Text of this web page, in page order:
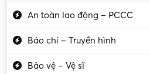
An toàn lao động – PCCC
Báo chí – Truyền hình
Bảo vệ – Vệ sĩ